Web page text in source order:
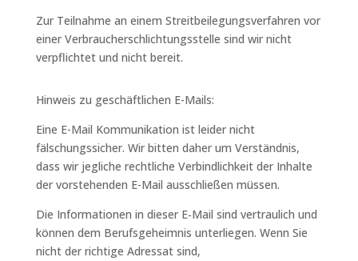
Zur Teilnahme an einem Streitbeilegungsverfahren vor
einer Verbraucherschlichtungsstelle sind wir nicht
verpflichtet und nicht bereit.
Hinweis zu geschäftlichen E-Mails:
Eine E-Mail Kommunikation ist leider nicht
fälschungssicher. Wir bitten daher um Verständnis,
​dass wir jegliche rechtliche Verbindlichkeit der Inhalte
der vorstehenden E-Mail ausschließen müssen.
Die Informationen in dieser E‑Mail sind vertraulich und
können dem Berufsgeheimnis unterliegen. Wenn Sie
nicht der richtige Adressat sind,